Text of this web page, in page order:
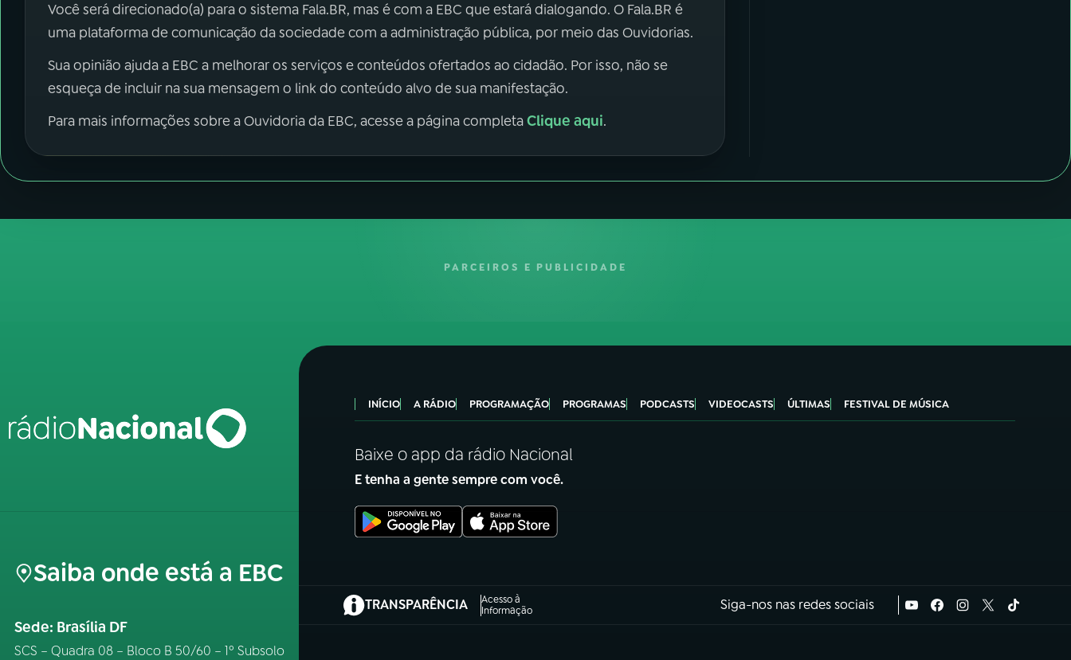
Você será direcionado(a) para o sistema Fala.BR, mas é com a EBC que estará dialogando. O Fala.BR é
uma plataforma de comunicação da sociedade com a administração pública, por meio das Ouvidorias.
Sua opinião ajuda a EBC a melhorar os serviços e conteúdos ofertados ao cidadão. Por isso, não se
esqueça de incluir na sua mensagem o link do conteúdo alvo de sua manifestação.
Para mais informações sobre a Ouvidoria da EBC, acesse a página completaClique aqui.
PARCEIROS E PUBLICIDADE
Saiba onde está a EBC
Sede: Brasília DF
SCS – Quadra 08 – Bloco B 50/60 – 1º Subsolo
INÍCIO A RÁDIO PROGRAMAÇÃO PROGRAMAS PODCASTS VIDEOCASTS ÚLTIMAS FESTIVAL DE MÚSICA
Baixe o app da rádio Nacional
E tenha a gente sempre com você.
TRANSPARÊNCIA
Acesso à
Informação
(abre em nova aba) Siga-nos nas redes sociais